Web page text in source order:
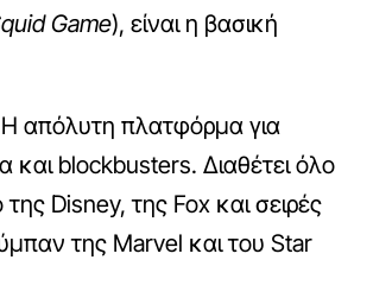
Game), είναι η βασική
απόλυτη πλατφόρμα για
και blockbusters. Διαθέτει όλο
της Disney, της Fox και σειρές
της Marvel και του Star